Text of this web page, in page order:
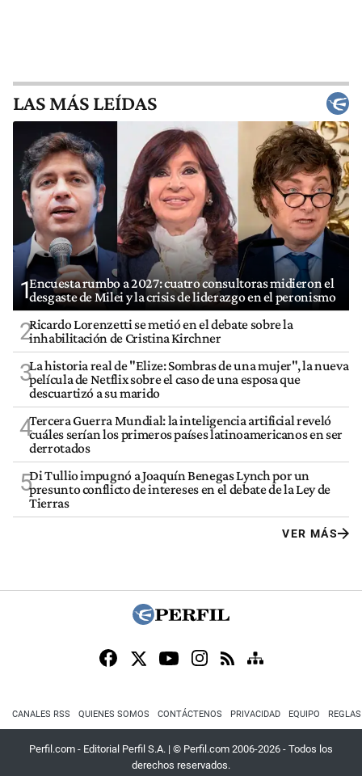
LAS MÁS LEÍDAS
1Encuesta rumbo a 2027: cuatro consultoras midieron el
desgaste de Milei y la crisis de liderazgo en el peronismo
2Ricardo Lorenzetti se metió en el debate sobre la
inhabilitación de Cristina Kirchner
3La historia real de "Elize: Sombras de una mujer", la nueva
película de Netflix sobre el caso de una esposa que
descuartizó a su marido
4Tercera Guerra Mundial: la inteligencia artificial reveló
cuáles serían los primeros países latinoamericanos en ser
derrotados
5Di Tullio impugnó a Joaquín Benegas Lynch por un
presunto conflicto de intereses en el debate de la Ley de
Tierras
VER MÁS
CANALES RSS QUIENES SOMOS CONTÁCTENOS PRIVACIDAD EQUIPO
Perfil.com - Editorial Perfil S.A. | © Perfil.com 2006-2026 - Todos los
derechos reservados.